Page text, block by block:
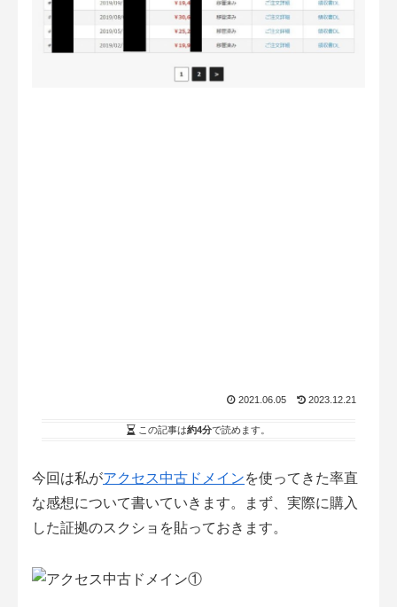
2021.06.05 2023.12.21
この記事は約4分で読めます。
今回は私がアクセス中古ドメインを使ってきた率直
な感想について書いていきます。まず、実際に購入
した証拠のスクショを貼っておきます。